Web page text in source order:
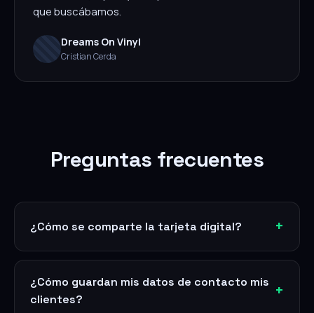
que buscábamos.
Dreams On Vinyl
Cristian Cerda
Preguntas frecuentes
¿Cómo se comparte la tarjeta digital?
¿Cómo guardan mis datos de contacto mis
clientes?